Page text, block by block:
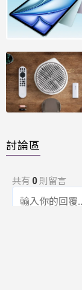
討論區
共有 0則留言